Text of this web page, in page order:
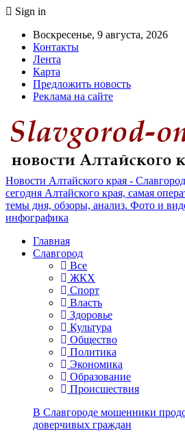
Sign in
Воскресенье, 9 августа, 2026
Контакты
Лента
Карта
Предложить новость
Реклама на сайте
Новости Алтайского края -
сегодня Алтайского края, самая
темы дня, обзоры, анализ. Фото и
инфографика
Главная
Славгород
Все
ЖКХ
Спорт
Власть
Здоровье
Культура
Общество
Политика
Экономика
Образование
Происшествия
В Славгороде мошенники
доверчивых граждан